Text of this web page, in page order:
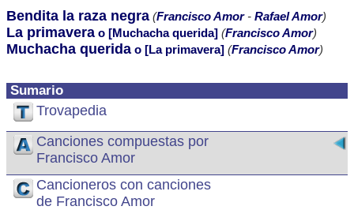
Sumario
Trovapedia
Canciones compuestas por
Francisco Amor
Cancioneros con canciones
de Francisco Amor
Bendita la raza negra (Francisco Amor- Rafael Amor)
La primavera o [Muchacha querida] (Francisco Amor)
Muchacha querida o [La primavera] (Francisco Amor)